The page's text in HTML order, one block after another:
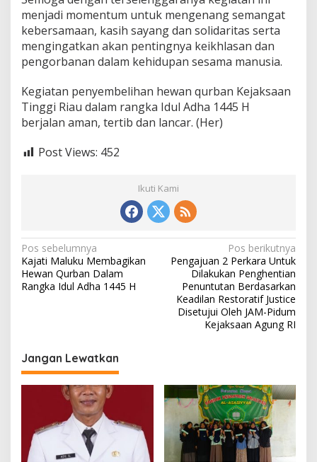
menjadi momentum untuk mengenang semangat
kebersamaan, kasih sayang dan solidaritas serta
mengingatkan akan pentingnya keikhlasan dan
pengorbanan dalam kehidupan sesama manusia.
Kegiatan penyembelihan hewan qurban Kejaksaan
Tinggi Riau dalam rangka Idul Adha 1445 H
berjalan aman, tertib dan lancar. (Her)
Post Views: 452
Ikuti Kami
N
a
v
a
s
i
s
Pos sebelumnya
Kajati Maluku Membagikan
Hewan Qurban Dalam
Rangka Idul Adha 1445 H
Pos berikutnya
Pengajuan 2 Perkara Untuk
Dilakukan Penghentian
Penuntutan Berdasarkan
Keadilan Restoratif Justice
Disetujui Oleh JAM-Pidum
Kejaksaan Agung RI
Jangan Lewatkan